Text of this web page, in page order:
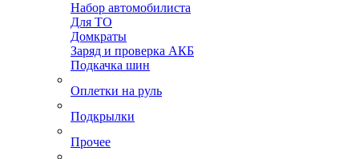
Набор автомобилиста
Для ТО
Домкраты
Заряд и проверка АКБ
Подкачка шин
Оплетки на руль
Подкрылки
Прочее